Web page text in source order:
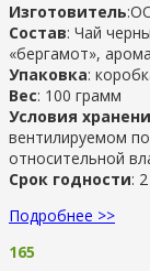
Изготовитель
Состав: Чай
«бергамот»,
Упаковка:
Вес: 100 грамм
Условия
вентилируемом
относительной
Срок годности:
Подробнее >>
165